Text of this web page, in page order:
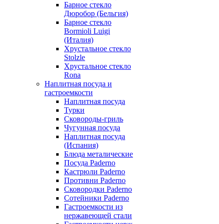
Барное стекло
Дюробор (Бельгия)
Барное стекло
Bormioli Luigi
(Италия)
Хрустальное стекло
Stolzle
Хрустальное стекло
Rona
Наплитная посуда и
гастроемкости
Наплитная посуда
Турки
Сковороды-гриль
Чугунная посуда
Наплитная посуда
(Испания)
Блюда металические
Посуда Paderno
Кастрюли Paderno
Противни Paderno
Сковородки Paderno
Сотейники Paderno
Гастроемкости из
нержавеющей стали